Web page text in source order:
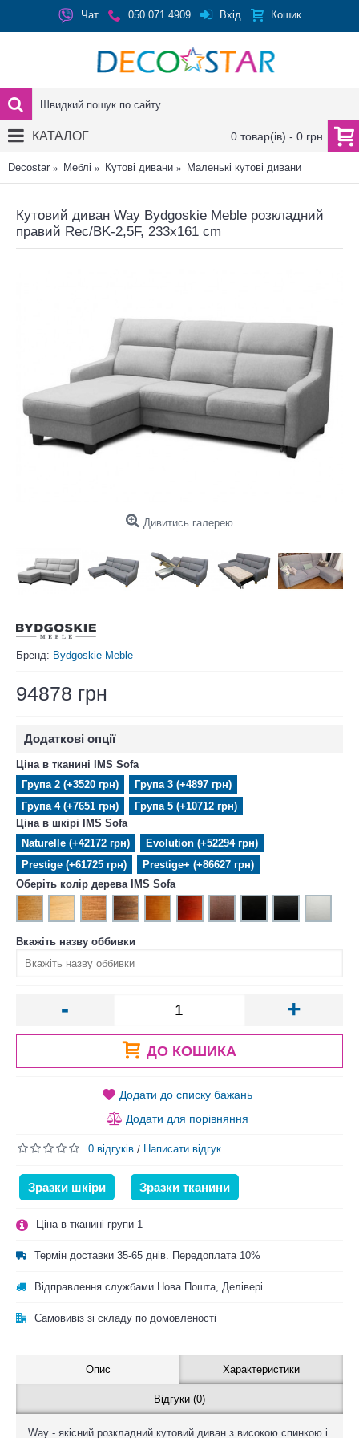
Чат 050 071 4909 Вхід Кошик
0 товар(ів) - 0 грн
КАТАЛОГ
Decostar Меблі Кутові дивани Маленькі кутові дивани
Кутовий диван Way Bydgoskie Meble розкладний
правий Rec/BK-2,5F, 233х161 cm
Дивитись галерею
Бренд: Bydgoskie Meble
94878 грн
Додаткові опції
Ціна в тканині IMS Sofa
Група 2 (+3520 грн)
Група 3 (+4897 грн)
Група 4 (+7651 грн)
Група 5 (+10712 грн)
Ціна в шкірі IMS Sofa
Naturelle (+42172 грн)
Evolution (+52294 грн)
Prestige (+61725 грн)
Prestige+ (+86627 грн)
Оберіть колір дерева IMS Sofa
Вкажіть назву оббивки
- +
ДО КОШИКА
Додати до списку бажань
Додати для порівняння
0 відгуків / Написати відгук
Зразки шкіри Зразки тканини
Ціна в тканині групи 1
Термін доставки 35-65 днів. Передоплата 10%
Відправлення службами Нова Пошта, Делівері
Самовивіз зі складу по домовленості
Опис Характеристики
Відгуки (0)
Way - якісний розкладний кутовий диван з високою спинкою і